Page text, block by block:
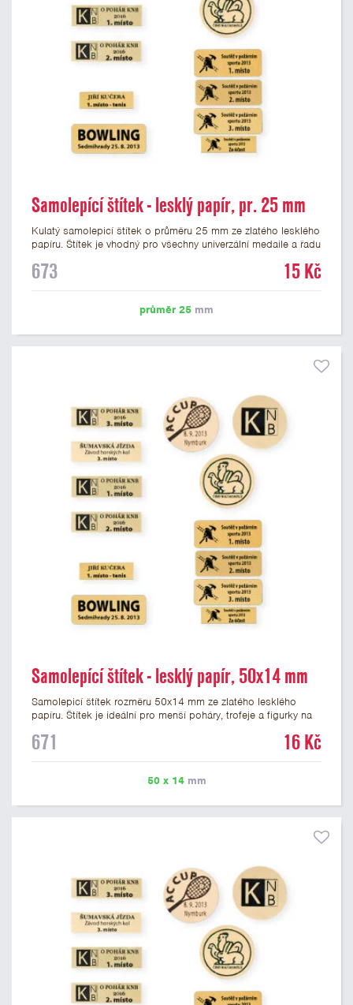
Samolepící štítek - lesklý papír, pr. 25 mm
Kulatý samolepicí štítek o průměru 25 mm ze zlatého lesklého
papíru. Štítek je vhodný pro všechny univerzální medaile a řadu
mm. Na štítek je možné vytisknout logo nebo text dle vašeho
673 15 Kč
průměr 25 mm
Samolepící štítek - lesklý papír, 50x14 mm
Samolepicí štítek rozměru 50x14 mm ze zlatého lesklého
papíru. Štítek je ideální pro menší poháry, trofeje a figurky na
libovolné logo nebo text. U textu doporučujeme maximálně 3
prvním kroku objednávky.
671 16 Kč
50 x 14mm